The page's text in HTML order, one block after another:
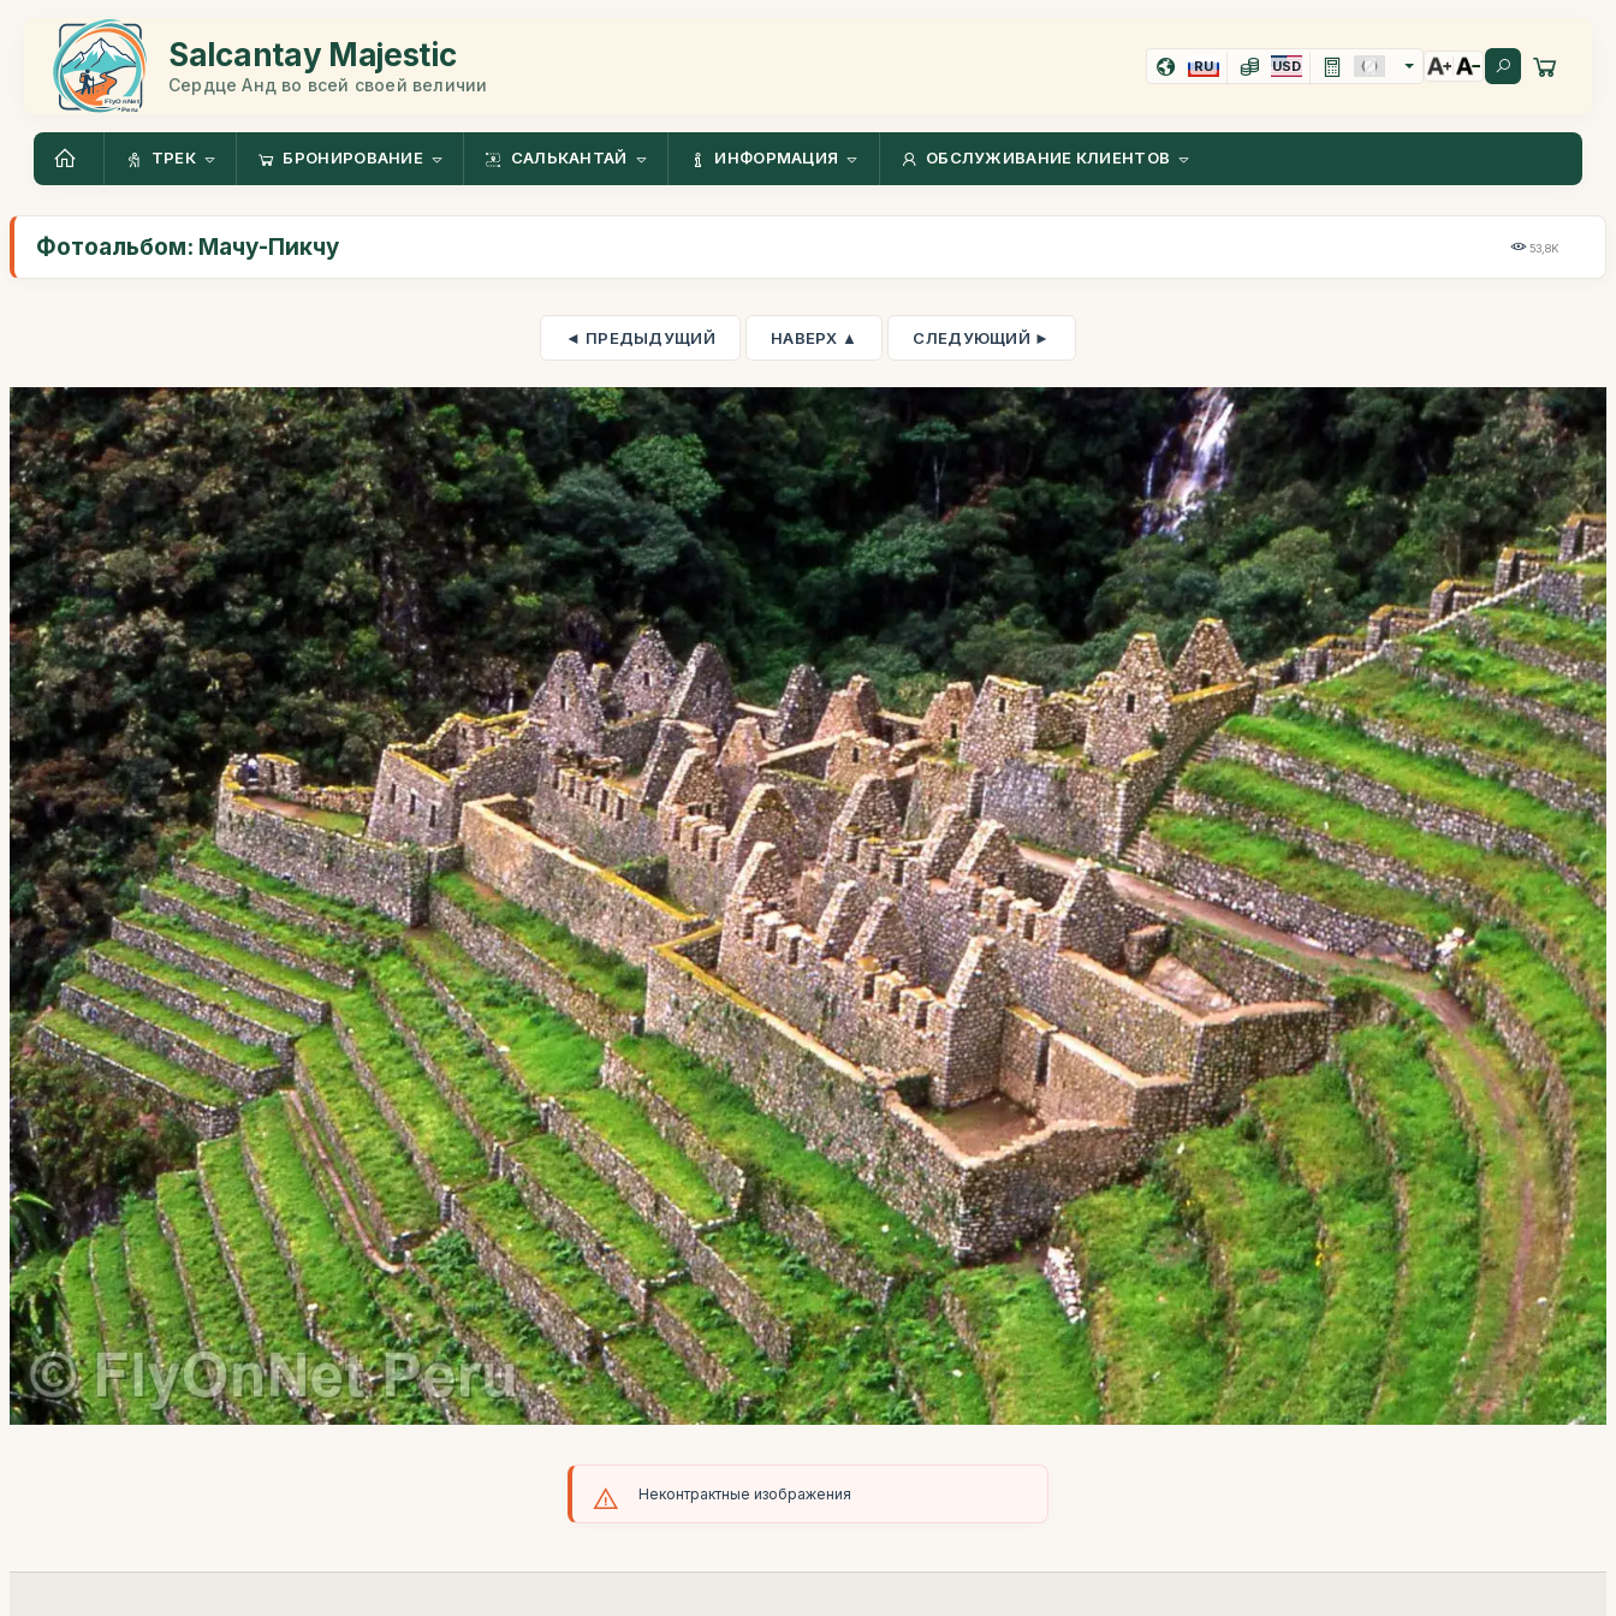
Salcantay Majestic
Сердце Анд во всей своей величии
RU USD
ТРЕК БРОНИРОВАНИЕ САЛЬКАНТАЙ ИНФОРМАЦИЯ ОБСЛУЖИВАНИЕ КЛИЕНТОВ
Фотоальбом: Мачу-Пикчу 53,8K
◄ ПРЕДЫДУЩИЙ НАВЕРХ ▲ СЛЕДУЮЩИЙ ►
Неконтрактные изображения